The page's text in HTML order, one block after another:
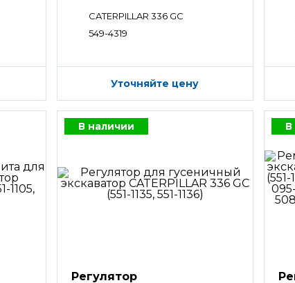
CATERPILLAR 336 GC
549-4319
Уточняйте цену
В наличии
Регулятор
В